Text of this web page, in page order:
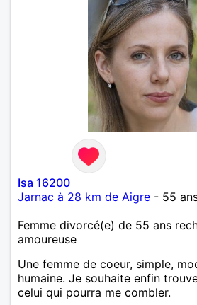
Isa 16200
Jarnac à 28 km de Aigre - 55
Femme divorcé(e) de 55 ans
amoureuse
Une femme de coeur, simple,
humaine. Je souhaite enfin
celui qui pourra me combler.